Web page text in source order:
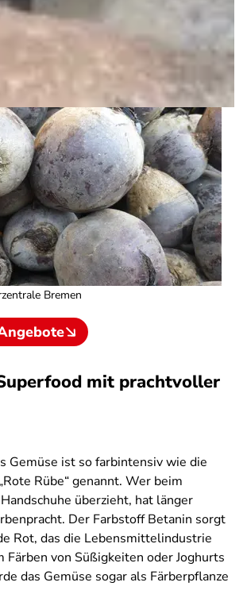
Bremen
mit prachtvoller
Gemüse ist so farbintensiv wie die
Rübe“ genannt. Wer beim
überzieht, hat länger
Der Farbstoff Betanin sorgt
Rot, das die Lebensmittelindustrie
Färben von Süßigkeiten oder Joghurts
das Gemüse sogar als Färberpflanze